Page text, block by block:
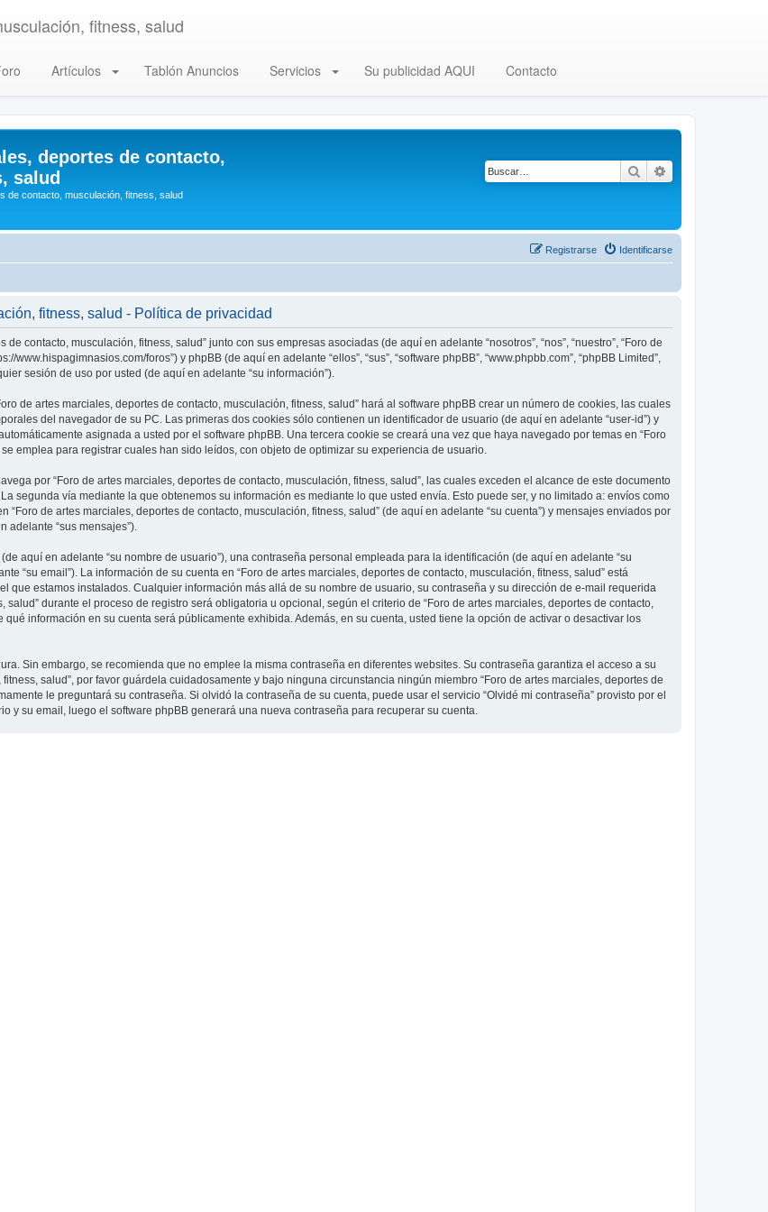
fitness, salud
Artículos Tablón Anuncios Servicios Su publicidad AQUI Contacto
deportes de contacto,
salud
de contacto, musculación, fitness, salud
Buscar
Identificarse
Registrarse
fitness, salud - Política de privacidad
contacto, musculación, fitness, salud” junto con sus empresas asociadas (de aquí en adelante “nosotros”, “nos”, “nuestro”, “Foro de
www.hispagimnasios.com/foros”) y phpBB (de aquí en adelante “ellos”, “sus”, “software phpBB”, “www.phpbb.com”, “phpBB Limited”,
sesión de uso por usted (de aquí en adelante “su información”).
de artes marciales, deportes de contacto, musculación, fitness, salud” hará al software phpBB crear un número de cookies, las cuales
del navegador de su PC. Las primeras dos cookies sólo contienen un identificador de usuario (de aquí en adelante “user-id”) y
asignada a usted por el software phpBB. Una tercera cookie se creará una vez que haya navegado por temas en “Foro
emplea para registrar cuales han sido leídos, con objeto de optimizar su experiencia de usuario.
por “Foro de artes marciales, deportes de contacto, musculación, fitness, salud”, las cuales exceden el alcance de este documento
segunda vía mediante la que obtenemos su información es mediante lo que usted envía. Esto puede ser, y no limitado a: envíos como
de artes marciales, deportes de contacto, musculación, fitness, salud” (de aquí en adelante “su cuenta”) y mensajes enviados por
adelante “sus mensajes”).
aquí en adelante “su nombre de usuario”), una contraseña personal empleada para la identificación (de aquí en adelante “su
“su email”). La información de su cuenta en “Foro de artes marciales, deportes de contacto, musculación, fitness, salud” está
que estamos instalados. Cualquier información más allá de su nombre de usuario, su contraseña y su dirección de e-mail requerida
durante el proceso de registro será obligatoria u opcional, según el criterio de “Foro de artes marciales, deportes de contacto,
información en su cuenta será públicamente exhibida. Además, en su cuenta, usted tiene la opción de activar o desactivar los
Sin embargo, se recomienda que no emplee la misma contraseña en diferentes websites. Su contraseña garantiza el acceso a su
salud”, por favor guárdela cuidadosamente y bajo ninguna circunstancia ningún miembro “Foro de artes marciales, deportes de
le preguntará su contraseña. Si olvidó la contraseña de su cuenta, puede usar el servicio “Olvidé mi contraseña” provisto por el
y su email, luego el software phpBB generará una nueva contraseña para recuperar su cuenta.